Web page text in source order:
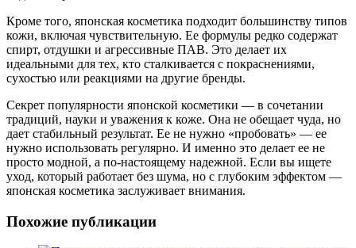
Кроме того, японская косметика подходит большинству типов
кожи, включая чувствительную. Ее формулы редко содержат
спирт, отдушки и агрессивные ПАВ. Это делает их
идеальными для тех, кто сталкивается с покраснениями,
сухостью или реакциями на другие бренды.
Секрет популярности японской косметики — в сочетании
традиций, науки и уважения к коже. Она не обещает чуда, но
дает стабильный результат. Ее не нужно «пробовать» — ее
нужно использовать регулярно. И именно это делает ее не
просто модной, а по-настоящему надежной. Если вы ищете
уход, который работает без шума, но с глубоким эффектом —
японская косметика заслуживает внимания.
Похожие публикации